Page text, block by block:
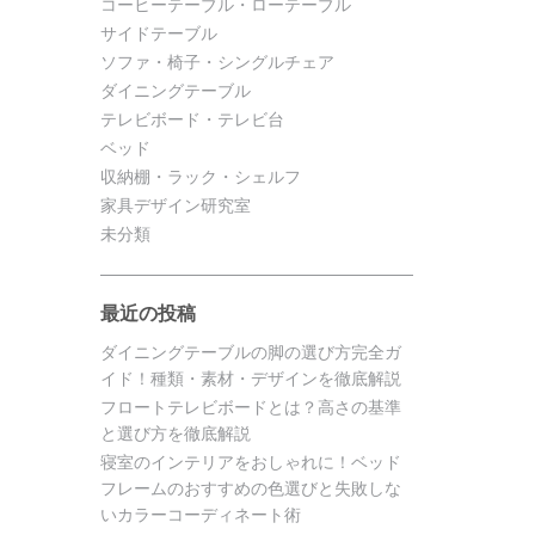
コーヒーテーブル・ローテーブル
サイドテーブル
ソファ・椅子・シングルチェア
ダイニングテーブル
テレビボード・テレビ台
ベッド
収納棚・ラック・シェルフ
家具デザイン研究室
未分類
最近の投稿
ダイニングテーブルの脚の選び方完全ガ
イド！種類・素材・デザインを徹底解説
フロートテレビボードとは？高さの基準
と選び方を徹底解説
寝室のインテリアをおしゃれに！ベッド
フレームのおすすめの色選びと失敗しな
いカラーコーディネート術